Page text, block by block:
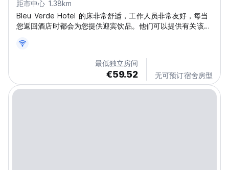
距市中心 1.38km
Bleu Verde Hotel 的床非常舒适，工作人员非常友好，每当
您返回酒店时都会为您提供迎宾饮品。他们可以提供有关该地
最低独立房间
€59.52 无可预订宿舍房型